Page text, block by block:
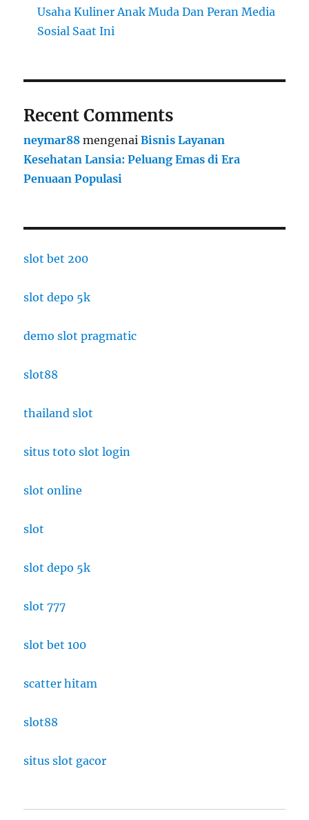
Usaha Kuliner Anak Muda Dan Peran Media
Sosial Saat Ini
Recent Comments
neymar88 mengenaiBisnis Layanan
Kesehatan Lansia: Peluang Emas di Era
Penuaan Populasi
slot bet 200
slot depo 5k
demo slot pragmatic
slot88
thailand slot
situs toto slot login
slot online
slot
slot depo 5k
slot 777
slot bet 100
scatter hitam
slot88
situs slot gacor